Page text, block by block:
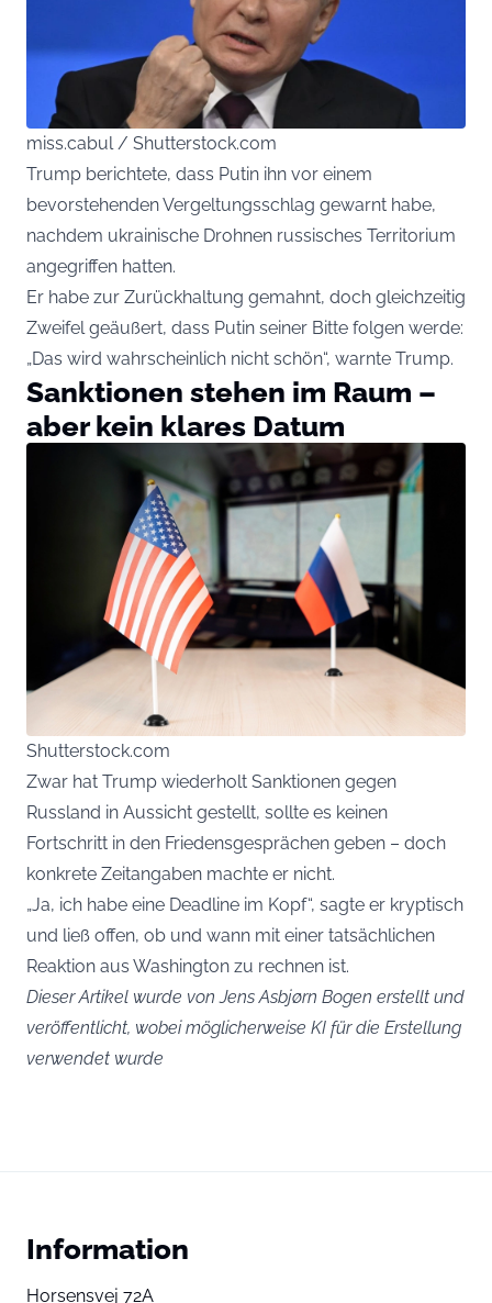
miss.cabul / Shutterstock.com
Trump berichtete, dass Putin ihn vor einem
bevorstehenden Vergeltungsschlag gewarnt habe,
nachdem ukrainische Drohnen russisches Territorium
angegriffen hatten.
Er habe zur Zurückhaltung gemahnt, doch gleichzeitig
Zweifel geäußert, dass Putin seiner Bitte folgen werde:
„Das wird wahrscheinlich nicht schön“, warnte Trump.
Sanktionen stehen im Raum –
aber kein klares Datum
Shutterstock.com
Zwar hat Trump wiederholt Sanktionen gegen
Russland in Aussicht gestellt, sollte es keinen
Fortschritt in den Friedensgesprächen geben – doch
konkrete Zeitangaben machte er nicht.
„Ja, ich habe eine Deadline im Kopf“, sagte er kryptisch
und ließ offen, ob und wann mit einer tatsächlichen
Reaktion aus Washington zu rechnen ist.
Dieser Artikel wurde von Jens Asbjørn Bogen erstellt und
veröffentlicht, wobei möglicherweise KI für die Erstellung
verwendet wurde
Information
Horsensvej 72A